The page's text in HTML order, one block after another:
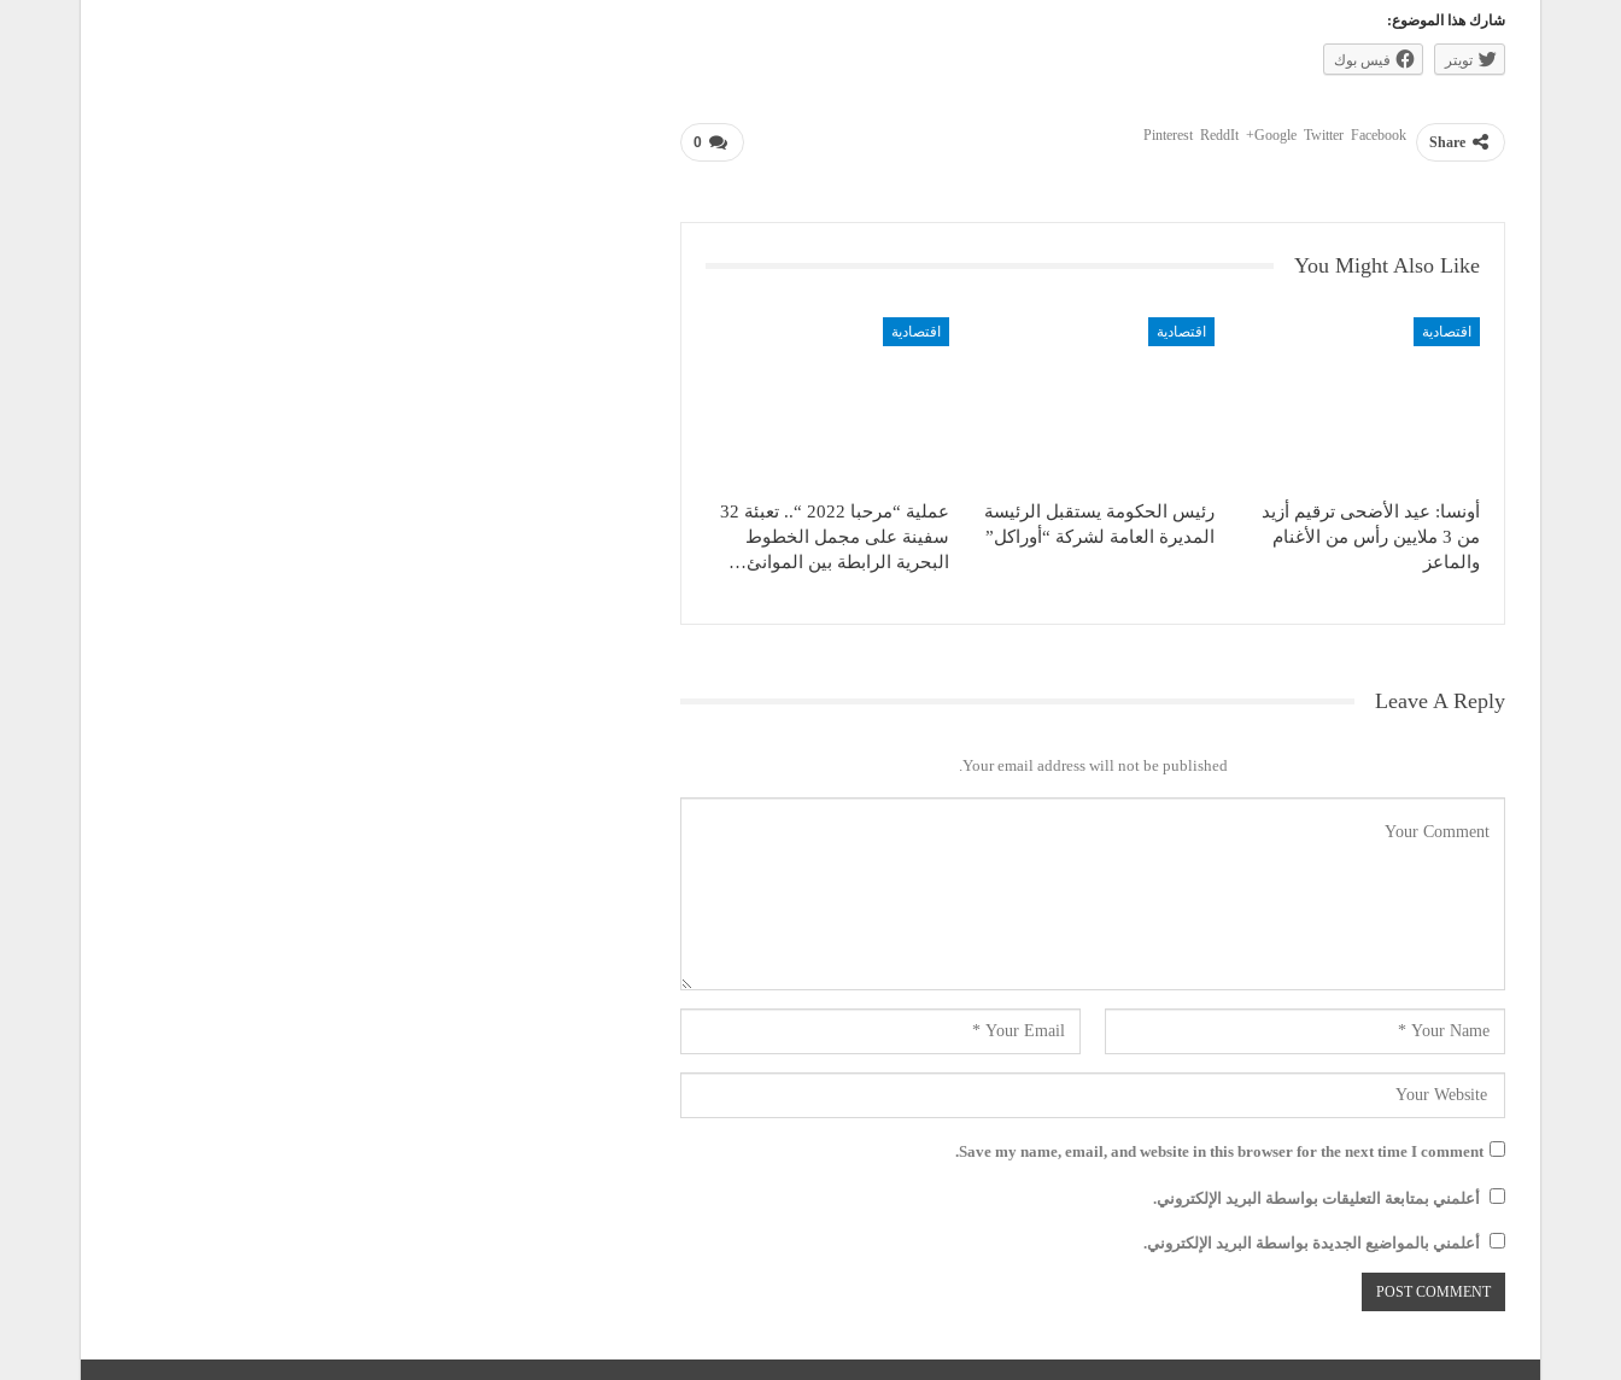
شارك هذا الموضوع:
تويتر فيس بوك
0 Share
Facebook
Twitter
Google+
ReddIt
Pinterest
You Might Also Like
اقتصادية
أونسا: عيد الأضحى ترقيم أزيد
من 3 ملايين رأس من الأغنام
والماعز
اقتصادية
رئيس الحكومة يستقبل الرئيسة
المديرة العامة لشركة “أوراكل”
اقتصادية
عملية “مرحبا 2022 “.. تعبئة 32
سفينة على مجمل الخطوط
البحرية الرابطة بين الموانئ…
Leave A Reply
Your email address will not be published.
Save my name, email, and website in this browser for the next time I comment.
أعلمني بمتابعة التعليقات بواسطة البريد الإلكتروني.
أعلمني بالمواضيع الجديدة بواسطة البريد الإلكتروني.